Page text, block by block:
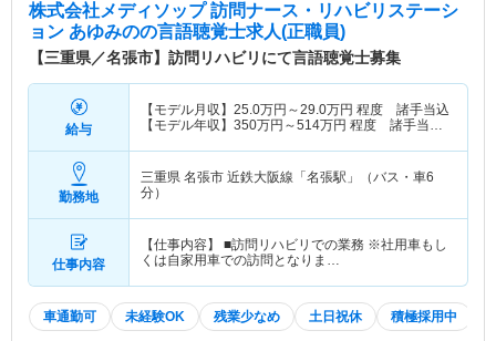
株式会社メディソップ 訪問ナース・リハビリステーシ
ョン あゆみのの言語聴覚士求人(正職員)
【三重県／名張市】訪問リハビリにて言語聴覚士募集
給与
【モデル月収】 25.0万円～29.0万円 程度 諸手当込
【モデル年収】 350万円～514万円 程度 諸手当・
勤務地
三重県 名張市 近鉄大阪線「名張駅」（バス・車6
分）
仕事内容
【仕事内容】 ■訪問リハビリでの業務 ※社用車もし
くは自家用車での訪問となりま…
車通勤可 未経験OK 残業少なめ 土日祝休 積極採用中